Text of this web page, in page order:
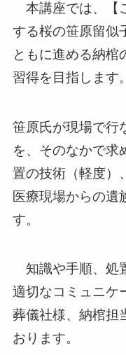
本講座では、【
する桜の笹原留似
ともに進める納棺
習得を目指します。
笹原氏が現場で行
を、そのなかで求
置の技術（軽度）
医療現場からの遺
す。
知識や手順、処
適切なコミュニケ
葬儀社様、納棺担
おります。